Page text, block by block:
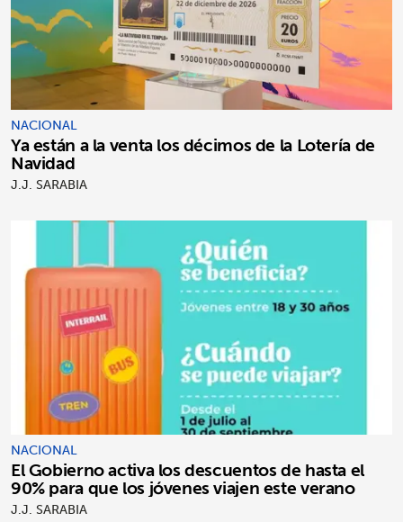
NACIONAL
Ya están a la venta los décimos de la Lotería de
Navidad
J.J. SARABIA
NACIONAL
El Gobierno activa los descuentos de hasta el
90% para que los jóvenes viajen este verano
J.J. SARABIA